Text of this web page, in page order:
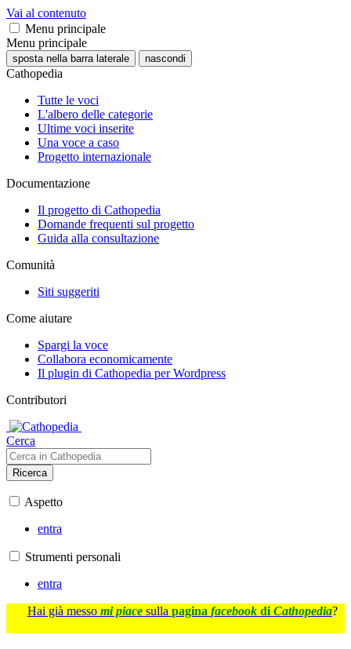
Vai al contenuto
Menu principale
Menu principale
sposta nella barra laterale nascondi
Cathopedia
Tutte le voci
L'albero delle categorie
Ultime voci inserite
Una voce a caso
Progetto internazionale
Documentazione
Il progetto di Cathopedia
Domande frequenti sul progetto
Guida alla consultazione
Comunità
Siti suggeriti
Come aiutare
Spargi la voce
Collabora economicamente
Il plugin di Cathopedia per Wordpress
Contributori
Cerca
Ricerca
Aspetto
entra
Strumenti personali
entra
Hai già messo mi piace sulla pagina facebook di Cathopedia?